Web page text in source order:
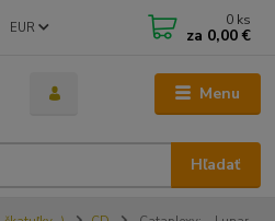
Menu
EUR
Hľadať
0 ks
za 0,00 €